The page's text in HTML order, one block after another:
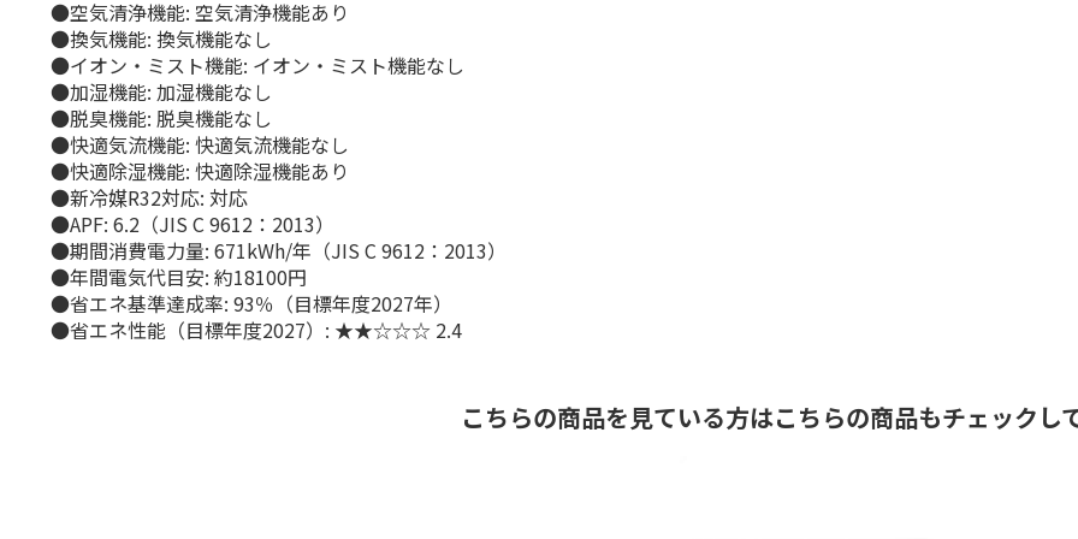
●空気清浄機能: 空気清浄機能あり
●換気機能: 換気機能なし
●イオン・ミスト機能: イオン・ミスト機能なし
●加湿機能: 加湿機能なし
●脱臭機能: 脱臭機能なし
●快適気流機能: 快適気流機能なし
●快適除湿機能: 快適除湿機能あり
●新冷媒R32対応: 対応
●APF: 6.2（JIS C 9612：2013）
●期間消費電力量: 671kWh/年（JIS C 9612：2013）
●年間電気代目安: 約18100円
●省エネ基準達成率: 93％（目標年度2027年）
●省エネ性能（目標年度2027）: ★★☆☆☆ 2.4
こちらの商品を見ている方はこちらの商品もチェックし